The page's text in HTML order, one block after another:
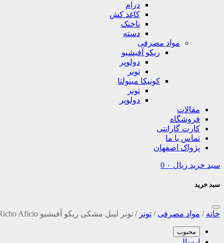
درام
کاغذ کش
ناخنک
دسته
مواد مصرفی
ریکو آفیشیو
دولوپر
تونر
کونیکا مینولتا
تونر
دولوپر
مقالات
فروشگاه
کارت گارانتی
تماس با ما
پژواک اصفهان
سبد خرید ریال 0
سبد خرید
خانه / مواد مصرفی / تونر / تونر لیبل مشکی ریکو آفیشیو Richo Aficio
محبوب